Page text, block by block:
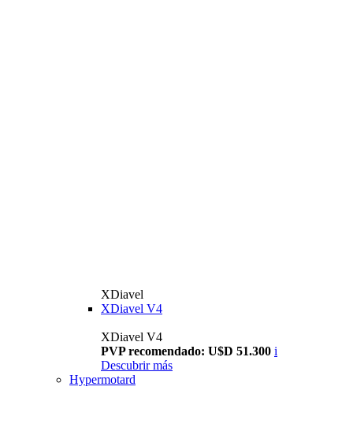
XDiavel
XDiavel V4
XDiavel V4
PVP recomendado: U$D 51.300 i
Descubrir más
Hypermotard